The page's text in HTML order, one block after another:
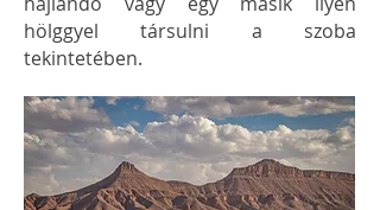
hölggyel társulni a szoba
tekintetében.